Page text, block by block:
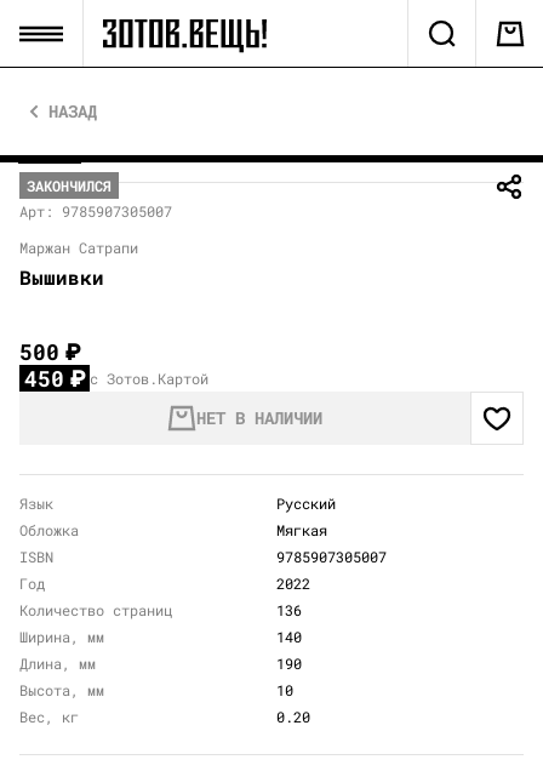
НАЗАД
ЗАКОНЧИЛСЯ
Арт: 9785907305007
Маржан Сатрапи
Вышивки
500₽
450₽ с Зотов.Картой
НЕТ В НАЛИЧИИ
Язык
Русский
Обложка
Мягкая
ISBN
9785907305007
Год
2022
Количество страниц
136
Ширина, мм
140
Длина, мм
190
Высота, мм
10
Вес, кг
0.20